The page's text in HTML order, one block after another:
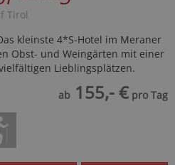
Tirol
kleinste 4*S-Hotel im Meraner
Obst- und Weingärten mit einer
Lieblingsplätzen.
ab 155,- € pro Tag